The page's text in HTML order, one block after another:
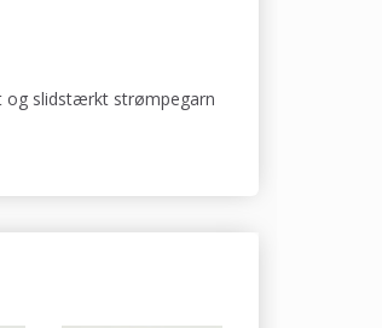
og slidstærkt strømpegarn